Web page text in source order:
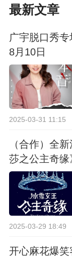
最新文章
广宇脱口秀
8月10日
2025-03-31 11:15
（合作）全
莎之公主奇缘
2025-03-29 18:49
开心麻花爆笑